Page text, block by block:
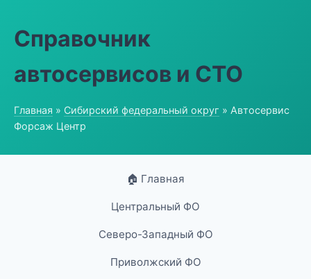
Справочник
автосервисов и СТО
Главная » Сибирский федеральный округ » Автосервис
Форсаж Центр
🏠 Главная
Центральный ФО
Северо-Западный ФО
Приволжский ФО